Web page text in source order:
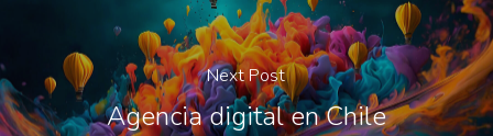
Next Post
Agencia digital en Chile